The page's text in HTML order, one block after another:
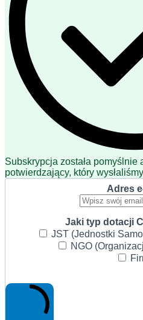
Subskrypcja została
potwierdzający, który
Adres
Jaki typ dotacji
JST (Jednostki
NGO